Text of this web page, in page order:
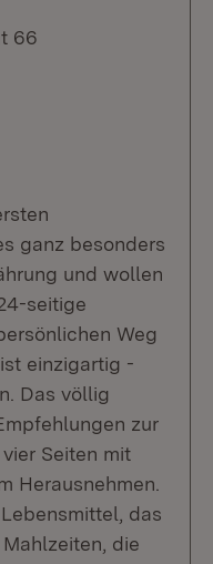
66
ganz besonders
und wollen
seitige
Weg
einzigartig -
Das völlig
zur
Seiten mit
Herausnehmen.
das
die